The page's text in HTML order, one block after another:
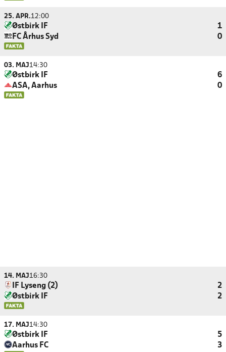
25. APR.12:00
Østbirk IF
1
FC Århus Syd
0
03. MAJ14:30
Østbirk IF
6
ASA, Aarhus
0
14. MAJ16:30
IF Lyseng (2)
2
Østbirk IF
2
17. MAJ14:30
Østbirk IF
5
Aarhus FC
3